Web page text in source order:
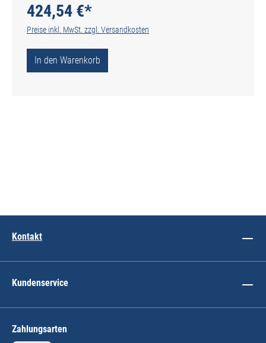
424,54 €*
Preise inkl. MwSt. zzgl. Versandkosten
In den Warenkorb
Kontakt
Kundenservice
Zahlungsarten